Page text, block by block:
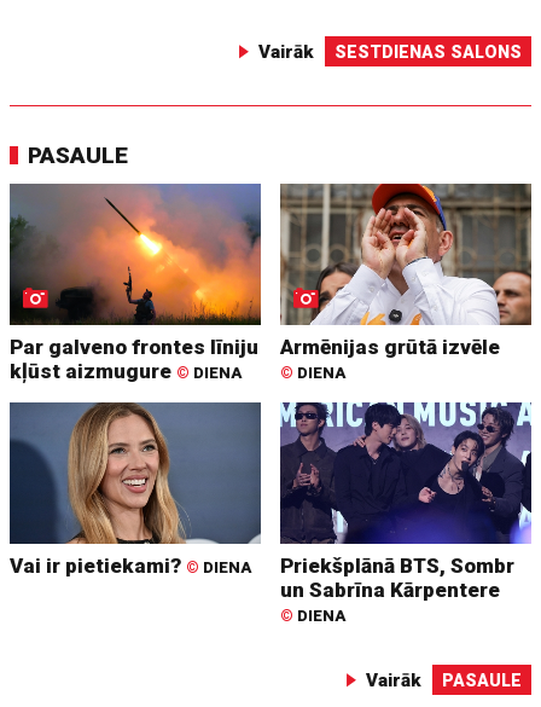
Vairāk SESTDIENAS SALONS
PASAULE
Par galveno frontes līniju
kļūst aizmugure © DIENA
Armēnijas grūtā izvēle
© DIENA
Vai ir pietiekami? © DIENA
Priekšplānā BTS, Sombr
un Sabrīna Kārpentere
© DIENA
Vairāk PASAULE